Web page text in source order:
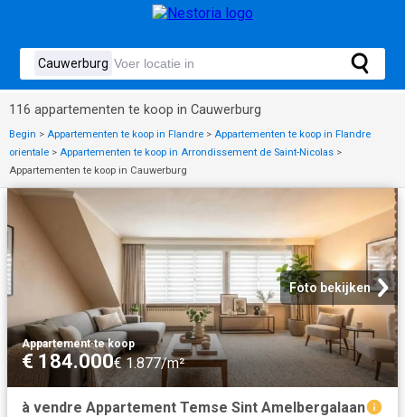
116 appartementen te koop in Cauwerburg
Begin > Appartementen te koop in Flandre > Appartementen te koop in Flandre
orientale > Appartementen te koop in Arrondissement de Saint-Nicolas >
Appartementen te koop in Cauwerburg
Foto bekijken
Appartement·te koop
€ 184.000€ 1.877/m²
à vendre Appartement Temse Sint Amelbergalaan